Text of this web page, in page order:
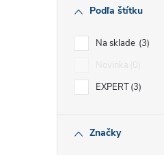
Podľa štítku
Na sklade 3
EXPERT 3
Značky